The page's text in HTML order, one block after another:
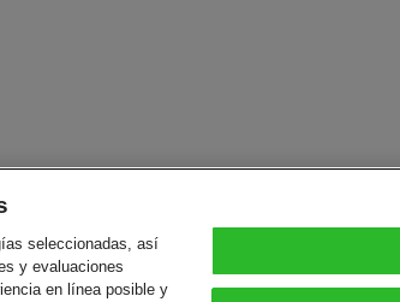
seleccionadas, así
y evaluaciones
en línea posible y